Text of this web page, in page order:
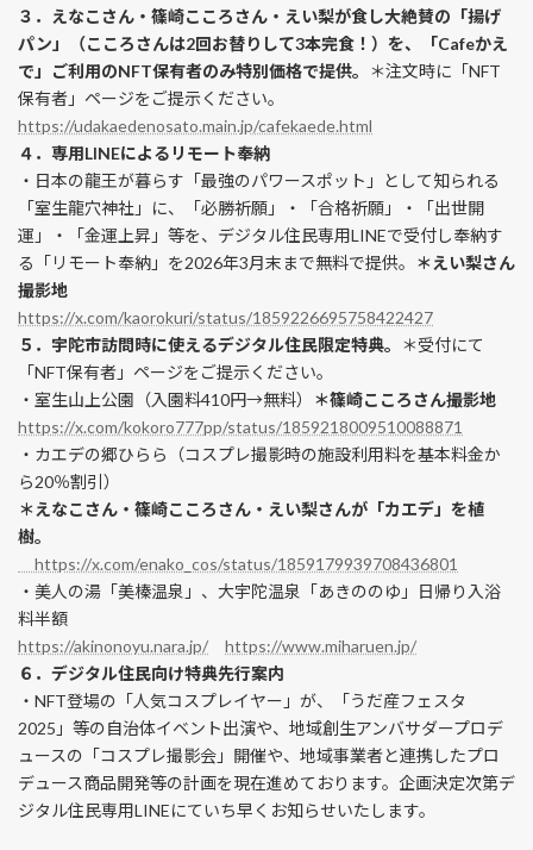
３．えなこさん・篠崎こころさん・えい梨が食し大絶賛の「揚げ
パン」（こころさんは2回お替りして3本完食！）を、「Cafeかえ
で」ご利用のNFT保有者のみ特別価格で提供。
＊注文時に「NFT
保有者」ページをご提示ください。
https://udakaedenosato.main.jp/cafekaede.html
４．専用LINEによるリモート奉納
・日本の龍王が暮らす「最強のパワースポット」として知られる
「室生龍穴神社」に、「必勝祈願」・「合格祈願」・「出世開
運」・「金運上昇」等を、デジタル住民専用LINEで受付し奉納す
る「リモート奉納」を2026年3月末まで無料で提供。
＊えい梨さん
撮影地
https://x.com/kaorokuri/status/1859226695758422427
５．宇陀市訪問時に使えるデジタル住民限定特典。
＊受付にて
「NFT保有者」ページをご提示ください。
・室生山上公園（入園料410円→無料）
＊篠崎こころさん撮影地
https://x.com/kokoro777pp/status/1859218009510088871
・カエデの郷ひらら（コスプレ撮影時の施設利用料を基本料金か
ら20％割引）
＊えなこさん・篠崎こころさん・えい梨さんが「カエデ」を植
樹。
https://x.com/enako_cos/status/1859179939708436801
・美人の湯「美榛温泉」、大宇陀温泉「あきののゆ」日帰り入浴
料半額
https://akinonoyu.nara.jp/
https://www.miharuen.jp/
６．デジタル住民向け特典先行案内
・NFT登場の「人気コスプレイヤー」が、「うだ産フェスタ
2025」等の自治体イベント出演や、地域創生アンバサダープロデ
ュースの「コスプレ撮影会」開催や、地域事業者と連携したプロ
デュース商品開発等の計画を現在進めております。企画決定次第デ
ジタル住民専用LINEにていち早くお知らせいたします。